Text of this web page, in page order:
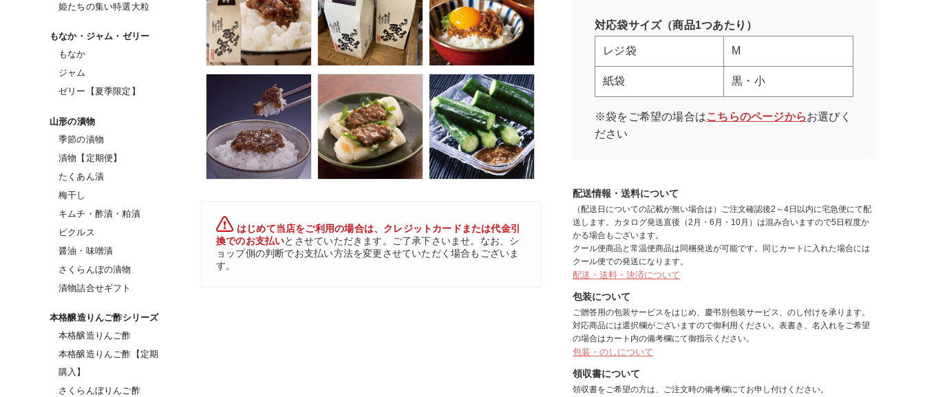
はじめて当店をご利用の場合は、クレジットカードまたは代金引
換でのお支払いとさせていただきます。ご了承下さいませ。なお、シ
ョップ側の判断でお支払い方法を変更させていただく場合もございま
す。
対応袋サイズ（商品1つあたり）
レジ袋 M
紙袋 黒・小
※袋をご希望の場合はこちらのページからお選びく
ださい
配送情報・送料について
（配送日についての記載が無い場合は）ご注文確認後2～4日以内に宅急便にて配
送します。カタログ発送直後（2月・6月・10月）は混み合いますので5日程度か
かる場合もございます。
クール便商品と常温便商品は同梱発送が可能です。同じカートに入れた場合には
クール便での発送になります。
配送・送料・決済について
包装について
ご贈答用の包装サービスをはじめ、慶弔別包装サービス、のし付けを承ります。
対応商品には選択欄がございますので御利用ください。表書き、名入れをご希望
の場合はカート内の備考欄にて御指示ください。
包装・のしについて
領収書について
領収書をご希望の方は、ご注文時の備考欄にてお申し付けください。
姫たちの集い特選大粒
もなか・ジャム・ゼリー
もなか
ジャム
ゼリー【夏季限定】
山形の漬物
季節の漬物
漬物【定期便】
たくあん漬
梅干し
キムチ・酢漬・粕漬
ピクルス
醤油・味噌漬
さくらんぼの漬物
漬物詰合せギフト
本格醸造りんご酢シリーズ
本格醸造りんご酢
本格醸造りんご酢【定期
購入】
さくらんぼりんご酢